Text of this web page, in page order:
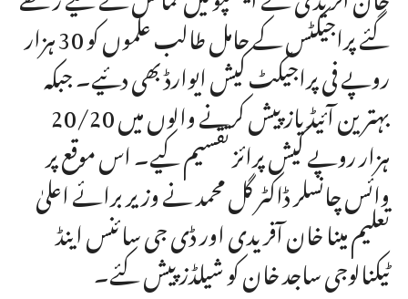
گئے پراجیکٹس کے حامل طالب علموں کو 30 ہزار
روپے فی پراجیکٹ کیش ایوارڈ بھی دئیے۔ جبکہ
بہترین آئیڈیاز پیش کرنے والوں میں 20/20
ہزار روپے کیش پرائز تقسیم کیے۔ اس موقع پر
وائس چانسلر ڈاکٹر گل محمد نے وزیر برائے اعلیٰ
تعلیم مینا خان آفریدی اور ڈی جی سائنس اینڈ
ٹیکنالوجی ساجد خان کو شیلڈز پیش کئے۔